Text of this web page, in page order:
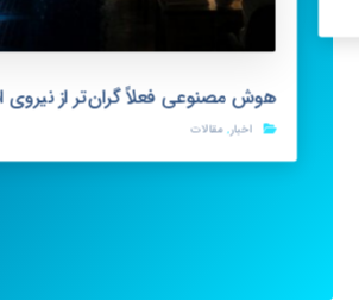
هوش مصنوعی فعلاً گران‌تر از
اخبار,مقالات